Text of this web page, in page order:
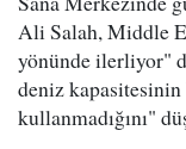
Ali Salah, Middle
yönünde ilerliyor"
deniz kapasitesinin
kullanmadığını"